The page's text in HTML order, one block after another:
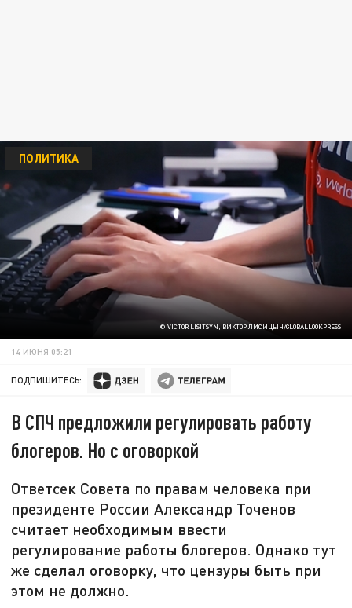
© VICTOR LISITSYN, ВИКТОР ЛИСИЦЫН/GLOBALLOOKPRESS
ПОЛИТИКА
14 ИЮНЯ 05:21
ПОДПИШИТЕСЬ:
В СПЧ предложили регулировать работу
блогеров. Но с оговоркой
Ответсек Совета по правам человека при
президенте России Александр Точенов
считает необходимым ввести
регулирование работы блогеров. Однако тут
же сделал оговорку, что цензуры быть при
этом не должно.